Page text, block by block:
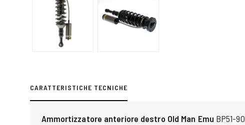
CARATTERISTICHE TECNICHE
Ammortizzatore anteriore destro Old Man Emu BP51-